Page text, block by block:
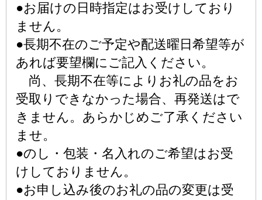
●お届けの日時指定はお受けしており
ません。
●長期不在のご予定や配送曜日希望等が
あれば要望欄にご記入ください。
尚、長期不在等によりお礼の品をお
受取りできなかった場合、再発送はで
きません。あらかじめご了承ください
ませ。
●のし・包装・名入れのご希望はお受
けしておりません。
●お申し込み後のお礼の品の変更は受